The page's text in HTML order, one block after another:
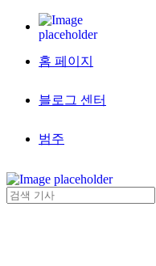
홈 페이지
블로그 센터
범주